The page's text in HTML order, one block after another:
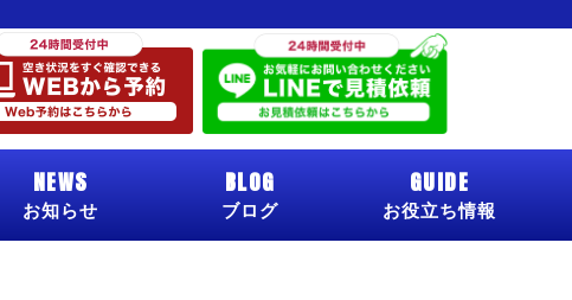
NEWS
お知らせ
BLOG
ブログ
GUIDE
お役立ち情報